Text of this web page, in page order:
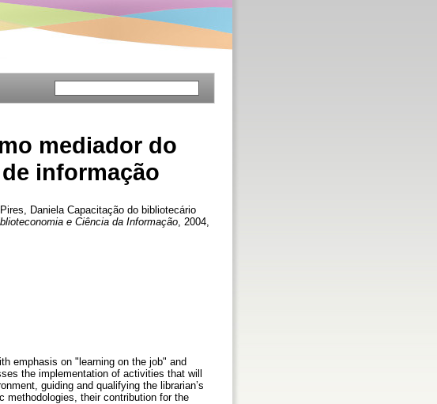
mediador do
informação
Pires, Daniela Capacitação do bibliotecário
e Ciência da Informação , 2004,
emphasis on "learning on the job" and
the implementation of activities that will
guiding and qualifying the librarian’s
methodologies, their contribution for the